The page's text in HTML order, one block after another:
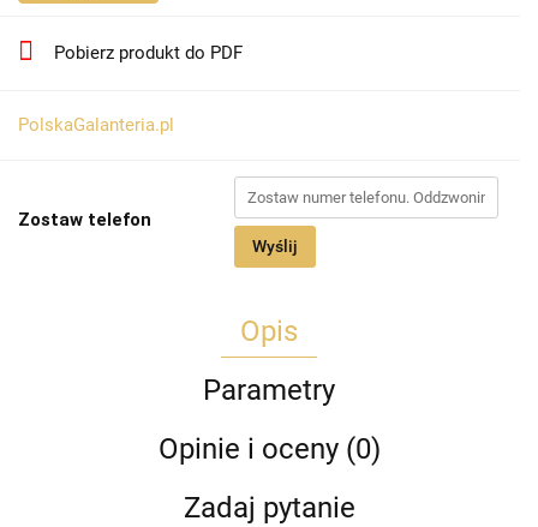
Pobierz produkt do PDF
PolskaGalanteria.pl
Zostaw telefon
Wyślij
Opis
Parametry
Opinie i oceny (0)
Zadaj pytanie